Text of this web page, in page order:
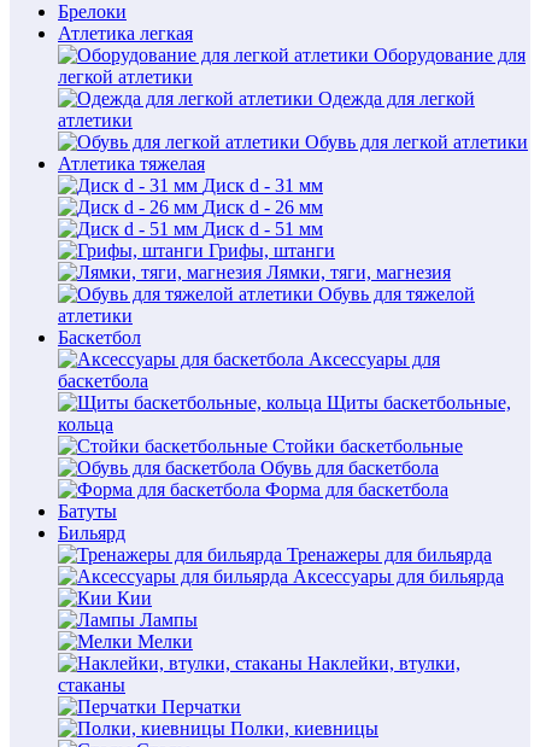
Брелоки
Атлетика легкая
Оборудование для
легкой атлетики
Одежда для легкой
атлетики
Обувь для легкой атлетики
Атлетика тяжелая
Диск d - 31 мм
Диск d - 26 мм
Диск d - 51 мм
Грифы, штанги
Лямки, тяги, магнезия
Обувь для тяжелой
атлетики
Баскетбол
Аксессуары для
баскетбола
Щиты баскетбольные,
кольца
Стойки баскетбольные
Обувь для баскетбола
Форма для баскетбола
Батуты
Бильярд
Тренажеры для бильярда
Аксессуары для бильярда
Кии
Лампы
Мелки
Наклейки, втулки,
стаканы
Перчатки
Полки, киевницы